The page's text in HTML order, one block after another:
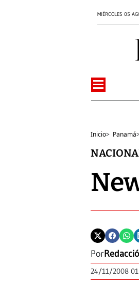
MIÉRCOLES 05
Inicio> Panamá
Por
24/11/2008